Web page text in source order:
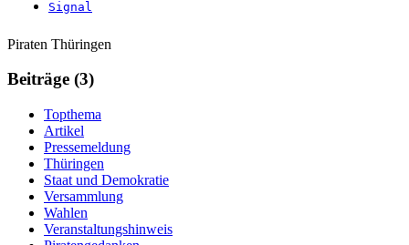
Weitere
Informationen
Navigation
Piraten Thüringen
Beiträge (3)
Topthema
Artikel
Pressemeldung
Thüringen
Staat und Demokratie
Versammlung
Wahlen
Veranstaltungshinweis